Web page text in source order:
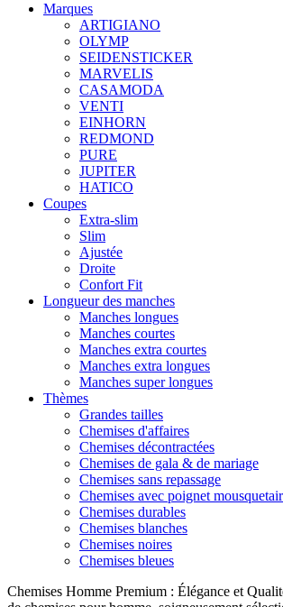
Marques
ARTIGIANO
OLYMP
SEIDENSTICKER
MARVELIS
CASAMODA
VENTI
EINHORN
REDMOND
PURE
JUPITER
HATICO
Coupes
Extra-slim
Slim
Ajustée
Droite
Confort Fit
Longueur des manches
Manches longues
Manches courtes
Manches extra courtes
Manches extra longues
Manches super longues
Thèmes
Grandes tailles
Chemises d'affaires
Chemises décontractées
Chemises de gala & de mariage
Chemises sans repassage
Chemises avec poignet
Chemises durables
Chemises blanches
Chemises noires
Chemises bleues
Chemises Homme Premium : Élégance et